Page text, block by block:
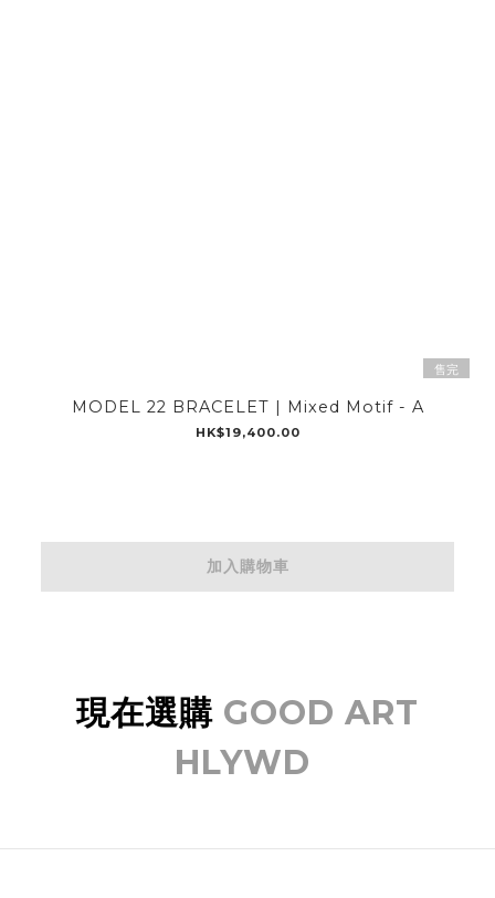
售完
MODEL 22 BRACELET | Mixed Motif - A
HK$19,400.00
加入購物車
現在選購 GOOD ART
HLYWD